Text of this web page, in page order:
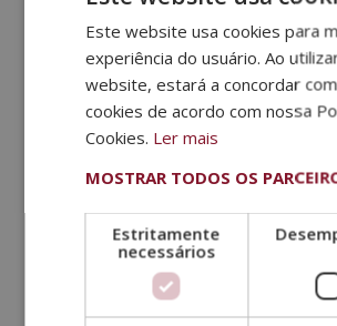
Bem como a sua quantidade ou
conteúdo.
Qual é o melhor
cães?
Hoje em dia todas as rações são
ingredientes que contêm como
proteínas, gorduras, vitaminas,
origem de cada produto é o que
alimentos.
Por isso, o melhor é focar-nos nos
Este website usa cookies para
experiência do usuário. Ao
website, estará a concordar
cookies de acordo com nossa
Cookies. Ler mais
MOSTRAR TODOS OS
Estritamente
necessários